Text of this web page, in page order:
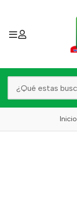
Inicio